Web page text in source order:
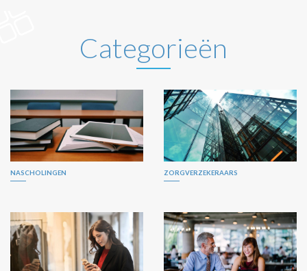
Categorieën
NASCHOLINGEN ZORGVERZEKERAARS